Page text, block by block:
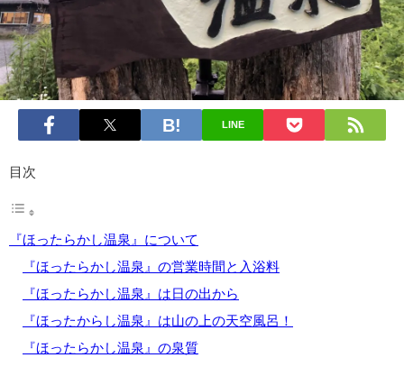
LINE
目次
『ほったらかし温泉』について
『ほったらかし温泉』の営業時間と入浴料
『ほったらかし温泉』は日の出から
『ほったからし温泉』は山の上の天空風呂！
『ほったらかし温泉』の泉質